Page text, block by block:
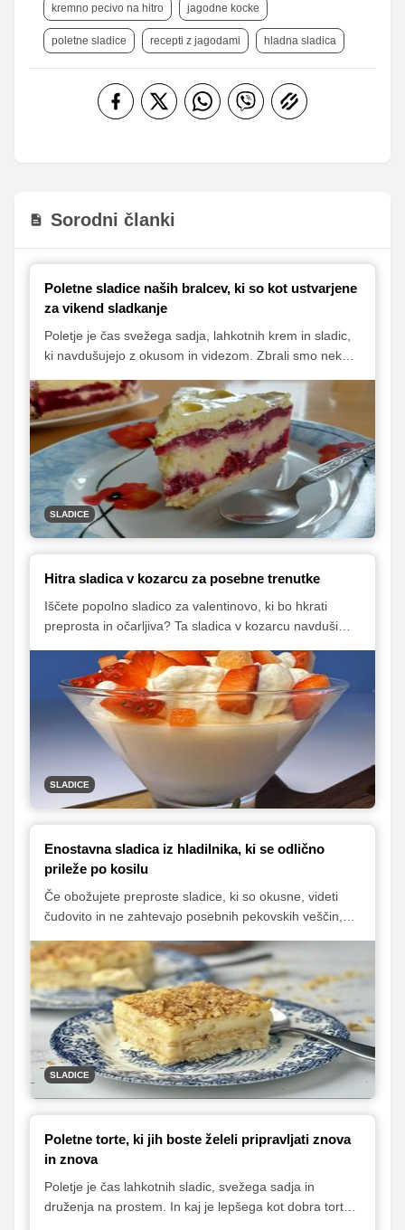
kremno pecivo na hitro jagodne kocke
poletne sladice recepti z jagodami hladna sladica
Sorodni članki
Poletne sladice naših bralcev, ki so kot ustvarjene
za vikend sladkanje
Poletje je čas svežega sadja, lahkotnih krem in sladic,
ki navdušujejo z okusom in videzom. Zbrali smo nekaj
našli vse od sadnih pit in rolad do osvežilnih sladic brez
peke.
SLADICE
Hitra sladica v kozarcu za posebne trenutke
Iščete popolno sladico za valentinovo, ki bo hkrati
preprosta in očarljiva? Ta sladica v kozarcu navduši
pripravo. Sladko presenečenje, ki ga boste pripravili z
lahkoto in predvsem z ljubeznijo.
SLADICE
Enostavna sladica iz hladilnika, ki se odlično
prileže po kosilu
Če obožujete preproste sladice, ki so okusne, videti
čudovito in ne zahtevajo posebnih pekovskih veščin,
piškoti, ki je pripravljeno brez peke. Pripravljeno je
skorajda v hipu, oboževali pa ga bodo otroci in odrasli.
SLADICE
Poletne torte, ki jih boste želeli pripravljati znova
in znova
Poletje je čas lahkotnih sladic, svežega sadja in
druženja na prostem. In kaj je lepšega kot dobra torta,